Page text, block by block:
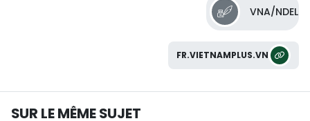
VNA/NDEL
FR.VIETNAMPLUS.VN
SUR LE MÊME SUJET